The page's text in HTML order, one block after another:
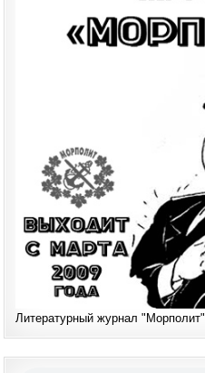
Литературный журнал "Морполит"